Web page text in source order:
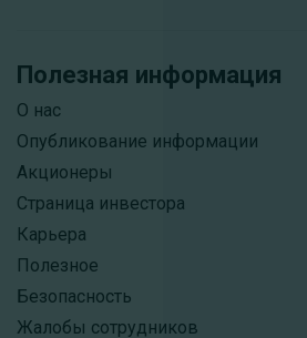
Полезная информация
О нас
Опубликование информации
Акционеры
Страница инвестора
Карьера
Полезное
Безопасность
Жалобы сотрудников